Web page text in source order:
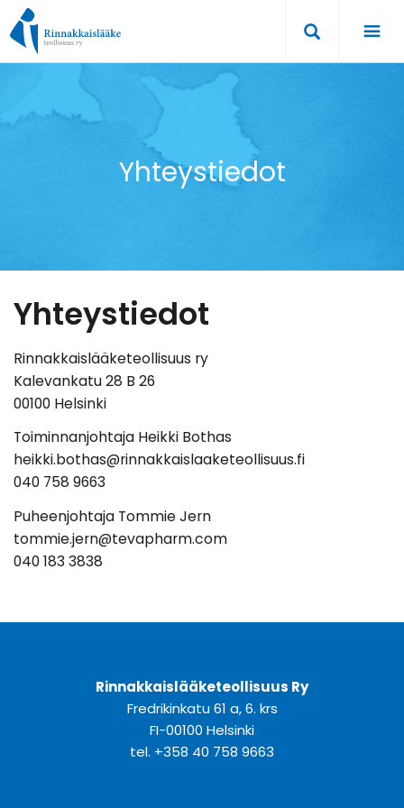
Hyppää
sisältöön
Yhteystiedot
Yhteystiedot
Rinnakkaislääketeollisuus ry
Kalevankatu 28 B 26
00100 Helsinki
Toiminnanjohtaja Heikki Bothas
heikki.bothas@rinnakkaislaaketeollisuus.fi
040 758 9663
Puheenjohtaja Tommie Jern
tommie.jern@tevapharm.com
040 183 3838
Rinnakkaislääketeollisuus Ry
Fredrikinkatu 61 a, 6. krs
FI-00100 Helsinki
tel. +358 40 758 9663